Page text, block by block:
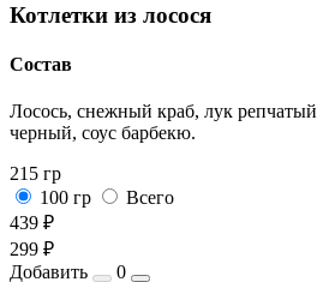
Котлетки из лосося
Состав
Лосось, снежный краб, лук
черный, соус барбекю.
215 гр
100 гр
Всего
439 ₽
299 ₽
Добавить
0